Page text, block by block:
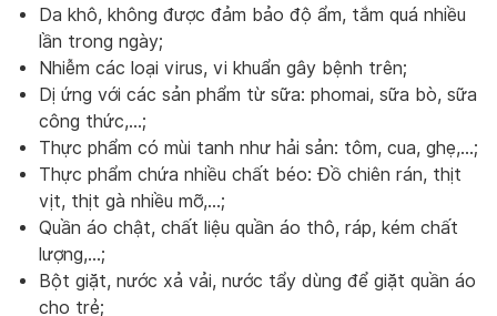
Da khô, không được đảm bảo độ ẩm, tắm quá nhiều
lần trong ngày;
Nhiễm các loại virus, vi khuẩn gây bệnh trên;
Dị ứng với các sản phẩm từ sữa: phomai, sữa bò, sữa
công thức,…;
Thực phẩm có mùi tanh như hải sản: tôm, cua, ghẹ,…;
Thực phẩm chứa nhiều chất béo: Đồ chiên rán, thịt
vịt, thịt gà nhiều mỡ,…;
Quần áo chật, chất liệu quần áo thô, ráp, kém chất
lượng,…;
Bột giặt, nước xả vải, nước tẩy dùng để giặt quần áo
cho trẻ;